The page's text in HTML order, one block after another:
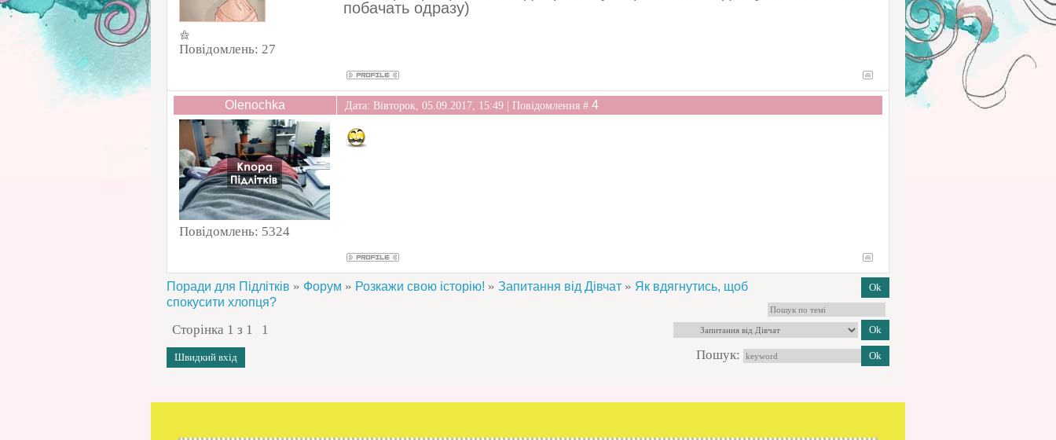
Повідомлень: 27
побачать одразу)
Olenochka Дата: Вівторок, 05.09.2017, 15:49 | Повідомлення # 4
Повідомлень: 5324
Поради для Підлітків » Форум » Розкажи свою історію! » Запитання від Дівчат » Як вдягнутись, щоб
спокусити хлопця?
Сторінка 1 з 1
1
Пошук: